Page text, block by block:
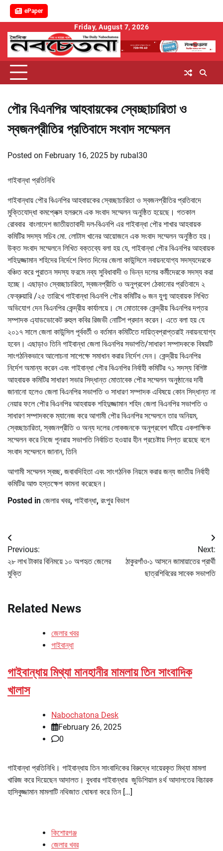
ePaper
content
Friday, August 7, 2026
পৌর বিএনপির আহবায়কের স্বেচ্ছাচারিতা ও
স্বজনপ্রীতির প্রতিবাদে সংবাদ সম্মেলন
Posted on February 16, 2025 by rubal30
গাইবান্ধা প্রতিনিধি
গাইবান্ধায় পৌর বিএনপির আহবায়কের স্বেচ্ছাচারিতা ও স্বজনপ্রীতির প্রতিবাদে
মুক্তিযোদ্ধা কমপ্লেক্স হলরুমে এক সংবাদ সম্মেলন অনুষ্ঠিত হয়েছে। গতকাল
রোববার বাংলাদেশ জাতীয়তাবাদী দল-বিএনপি এর গাইবান্ধা পৌর শাখার আহবায়ক
কমিটির সদস্য সচিব মো. লোটাস খানের আয়োজনে এক সংবাদ সম্মেলন অনুষ্ঠিত হয়।
উক্ত সংবাদ সম্মেলনে লিখিত বক্তব্যে বলা হয় যে, গাইবান্ধা পৌর বিএনপির আহবায়ক
শহিদুজ্জামান শহিদের নির্দেশে বিগত দিনের জেলা কাউন্সিলে নবায়নযোগ্য সদস্যদেরকে
বঞ্চিত করে পুরাতন সদস্য ফরমে নব্য সুবিধাবাদী ও ভিন্ন দলের কর্মীদেরকে সদস্য করা
হচ্ছে। এছাড়াও স্বেচ্ছাচারিতা, স্বজনপ্রীতি ও অনুপ্রবেশ ঠেকানোর প্রতিবাদে ২
ফেব্রুয়ারি /২৫ তারিখে গাইবান্ধা বিএনপি পৌর কমিটির ৬ জন যুগ্ম আহবায়ক লিখিত
অভিযোগ দেন বিএনপির কেন্দ্রীয় কার্যালয়ে। সে মোতাবেক কেন্দ্রীয় বিএনপির দপ্তর
সম্পাদক এ্যাডভোকেট রুহুল কবির রিজভী নোটিশ প্রদান করেন। এতে বলা হয় যে
২০১৭ সালে জেলা কাউন্সিল পূর্ববর্তী ও বর্তমান কমিটিতে দায়িত্বপ্রাপ্তরাই নবায়নযোগ্য
হবেন। এছাড়াও তিনি গাইবান্ধা জেলা বিএনপির সভাপতি/সাধারণ সম্পাদককে বিষয়টি
সাংগঠনিকভাবে আলোচনা সাপেক্ষে সমাধান করার নির্দেশ দেন। কেন্দ্রীয় বিএনপির
নির্দেশ অমান্য করেন এবং গাইবান্ধা পৌর বিএনপির নির্বাহী কমিটির ৭১ সদস্য বিশিষ্ট
আহবায়ক কমিটির সাধারণ সভার সিদ্ধান্ত মোতাবেক পৌর সম্মেলন অনুষ্ঠানের দাবী
জানানো হলেও জেলা বিএনপির সভাপতি ও সাধারণ সম্পাদক এবিষয়ে কোন সিদ্ধান্ত না
নেয়ার ফলে পৌর বিএনপির আহবায়ক শহিদুজ্জামান শহিদ জেলা বিএনপির সভাপতি ও
সাধারণ সম্পাদককে ম্যানেজ করে আগামী পৌর বিএনপির সম্মেলনে তার অনিয়ম,
স্বেচ্ছাচারিতা, স্বজনপ্রীতি ও অন্য দলের লোকজনকে অনুপ্রবেশ ঘটিয়ে একপাক্ষিক
সম্মেলন করে নিজে পূনরায় সভাপতি নির্বাচিত হওয়ার হীন প্রচেষ্টায় লিপ্ত রয়েছে বলে
সংবাদ সম্মেলনে জানান, তিনি
আগামী সম্মেলন স্বচ্ছ, জবাবদিহিতা এবং সাংগঠনিক নিয়মে করার জন্য জাতীয় নির্বাহী
কমিটির আশু হস্তক্ষেপ কামনা করেছেন।
Posted in জেলার খবর, গাইবান্ধা, রংপুর বিভাগ
Post
navigation
Previous:
২৮ লাখ টাকার বিনিময়ে ১০ অপহৃত জেলের
মুক্তি
Next:
ঠাকুরগাঁও-১ আসনে জামায়াতের প্রার্থী
ছাত্রশিবিরের সাবেক সভাপতি
Related News
জেলার খবর
গাইবান্ধা
গাইবান্ধায় মিথ্যা মানহানীর মামলায় তিন সাংবাদিক
খালাস
Nabochatona Desk
February 26, 2025
0
গাইবান্ধা প্রতিনিধি। গাইবান্ধায় তিন সাংবাদিকের বিরুদ্ধে দায়েরকৃত মিথ্যা মামলা
খারিজ করে দিয়েছেন আদালত। বুধবার গাইবান্ধার জুডিশিয়াল ৪র্থ আদালতের বিচারক
হাসিবুজ্জামান মামলাটি নথিজাত ঘোষনা করে তিন […]
কিশোরগঞ্জ
জেলার খবর